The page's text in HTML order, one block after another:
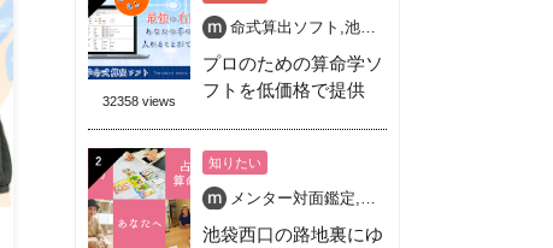
32358 views
命式算出ソフト 池袋
プロのための算命学ソ
フトを低価格で提供
知りたい
メンター対面鑑定
池袋西口の路地裏にゆ